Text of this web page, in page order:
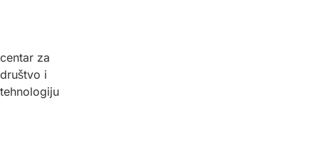
centar za
društvo i
tehnologiju